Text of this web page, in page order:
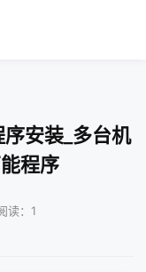
安装_多台机
程序
读：1